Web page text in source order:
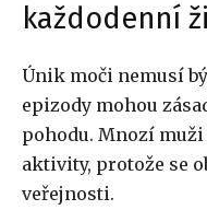
každodenní
Únik moči nemusí
epizody mohou
pohodu. Mnozí muži
aktivity, protože se
veřejnosti.